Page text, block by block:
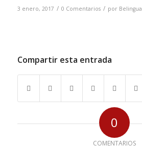
3 enero, 2017 / 0 Comentarios / por Belingua
Compartir esta entrada
0
COMENTARIOS